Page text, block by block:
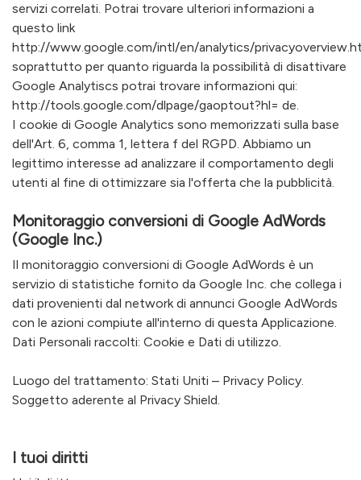
servizi correlati. Potrai trovare ulteriori informazioni a
questo link
http://www.google.com/intl/en/analytics/
soprattutto per quanto riguarda la possibilità di disattivare
Google Analytiscs potrai trovare informazioni qui:
http://tools.google.com/dlpage/gaoptout?hl= de.
I cookie di Google Analytics sono memorizzati sulla base
dell'Art. 6, comma 1, lettera f del RGPD. Abbiamo un
legittimo interesse ad analizzare il comportamento degli
utenti al fine di ottimizzare sia l'offerta che la pubblicità.
Monitoraggio conversioni di Google AdWords
(Google Inc.)
Il monitoraggio conversioni di Google AdWords è un
servizio di statistiche fornito da Google Inc. che collega i
dati provenienti dal network di annunci Google AdWords
con le azioni compiute all'interno di questa Applicazione.
Dati Personali raccolti: Cookie e Dati di utilizzo.
Luogo del trattamento: Stati Uniti – Privacy Policy.
Soggetto aderente al Privacy Shield.
I tuoi diritti